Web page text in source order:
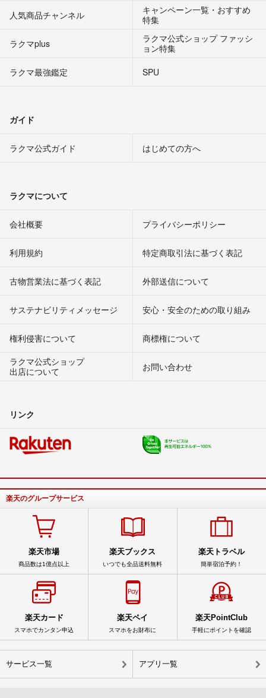
人気商品チャンネル
キャンペーン一覧・おすすめ
特集
ラクマplus
ラクマ公式ショップ ファッシ
ョン特集
ラクマ最強鑑定
SPU
ガイド
ラクマ公式ガイド はじめての方へ
ラクマについて
会社概要 プライバシーポリシー
利用規約 特定商取引法に基づく表記
古物営業法に基づく表記 外部送信について
サステナビリティメッセージ 安心・安全のための取り組み
権利侵害について
商標権について
ラクマ公式ショップ
出店について
お問い合わせ
リンク
楽天のグループサービス
楽天市場
商品数は1億点以上
楽天ブックス
いつでも全品送料無料
楽天トラベル
簡単宿泊予約！
楽天カード
スマホでカンタン申込
楽天ペイ
スマホをお財布に
楽天PointClub
手軽にポイントを確認
サービス一覧 アプリ一覧